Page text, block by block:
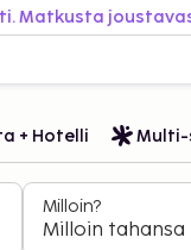
Matkusta
+ Hotelli
Milloin?
Milloin tahansa